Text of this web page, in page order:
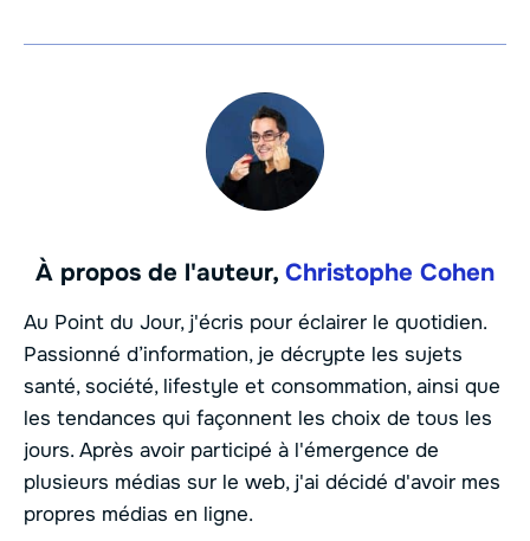
À propos de l'auteur, Christophe Cohen
Au Point du Jour, j'écris pour éclairer le quotidien.
Passionné d’information, je décrypte les sujets
santé, société, lifestyle et consommation, ainsi que
les tendances qui façonnent les choix de tous les
jours. Après avoir participé à l'émergence de
plusieurs médias sur le web, j'ai décidé d'avoir mes
propres médias en ligne.